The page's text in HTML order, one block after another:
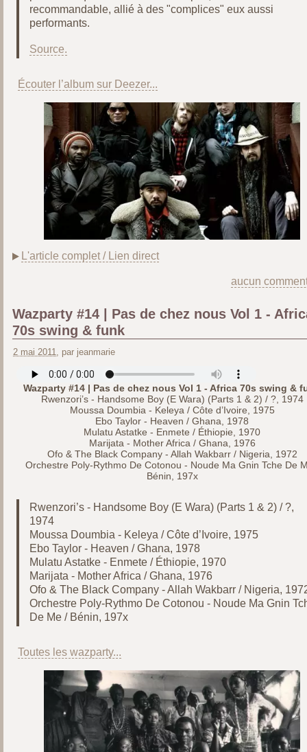
recommandable, allié à des "complices" eux aussi
performants.
Source.
Écouter l’album sur Deezer...
L'article complet / Lien direct
aucun
Wazparty #14 | Pas de chez nous Vol 1 -
70s swing & funk
2 mai 2011, par jeanmarie
Wazparty #14 | Pas de chez nous Vol 1 - Africa 70s swing &
Rwenzori’s - Handsome Boy (E Wara) (Parts 1 & 2) / ?, 1974
Moussa Doumbia - Keleya / Côte d’Ivoire, 1975
Ebo Taylor - Heaven / Ghana, 1978
Mulatu Astatke - Enmete / Éthiopie, 1970
Marijata - Mother Africa / Ghana, 1976
Ofo & The Black Company - Allah Wakbarr / Nigeria, 1972
Orchestre Poly-Rythmo De Cotonou - Noude Ma Gnin Tche De
Bénin, 197x
Rwenzori’s - Handsome Boy (E Wara) (Parts 1 & 2) / ?,
1974
Moussa Doumbia - Keleya / Côte d’Ivoire, 1975
Ebo Taylor - Heaven / Ghana, 1978
Mulatu Astatke - Enmete / Éthiopie, 1970
Marijata - Mother Africa / Ghana, 1976
Ofo & The Black Company - Allah Wakbarr / Nigeria,
Orchestre Poly-Rythmo De Cotonou - Noude Ma Gnin
De Me / Bénin, 197x
Toutes les wazparty...